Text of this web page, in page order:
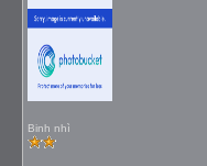
Binh nhì